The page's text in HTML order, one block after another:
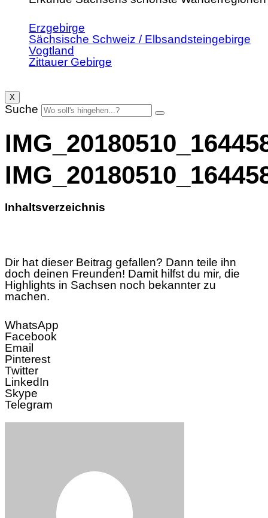
Erzgebirge
Sächsische Schweiz / Elbsandsteingebirge
Vogtland
Zittauer Gebirge
X
Suche
Inhaltsverzeichnis
Dir hat dieser Beitrag gefallen? Dann teile ihn
doch deinen Freunden! Damit hilfst du mir, die
Highlights in Sachsen noch bekannter zu
machen.
WhatsApp
Facebook
Email
Pinterest
Twitter
LinkedIn
Skype
Telegram